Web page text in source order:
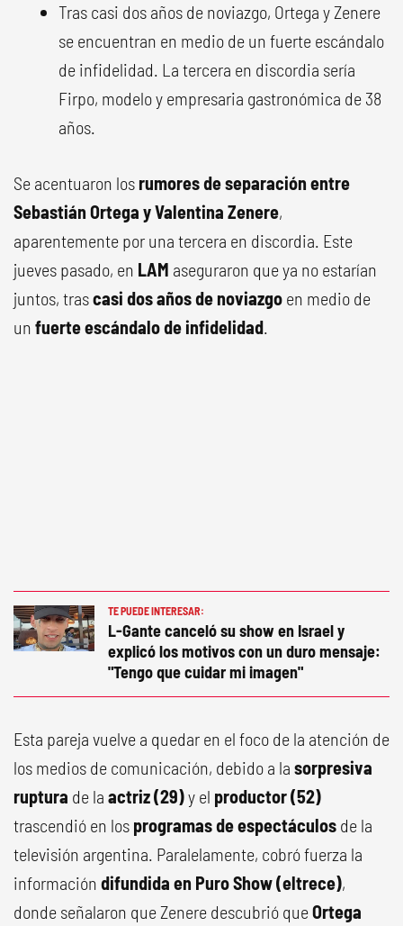
Tras casi dos años de noviazgo, Ortega y Zenere
se encuentran en medio de un fuerte escándalo
de infidelidad. La tercera en discordia sería
Firpo, modelo y empresaria gastronómica de 38
años.
Se acentuaron los rumores de separación entre
Sebastián Ortega y Valentina Zenere,
aparentemente por una tercera en discordia. Este
jueves pasado, en LAM aseguraron que ya no estarían
juntos, trascasi dos años de noviazgo en medio de
un fuerte escándalo de infidelidad.
TE PUEDE INTERESAR:
L-Gante canceló su show en Israel y
explicó los motivos con un duro mensaje:
"Tengo que cuidar mi imagen"
Esta pareja vuelve a quedar en el foco de la atención de
los medios de comunicación, debido a la sorpresiva
ruptura de la actriz (29)y el productor (52)
trascendió en los programas de espectáculos de la
televisión argentina. Paralelamente, cobró fuerza la
información difundida en Puro Show (eltrece),
donde señalaron que Zenere descubrió queOrtega